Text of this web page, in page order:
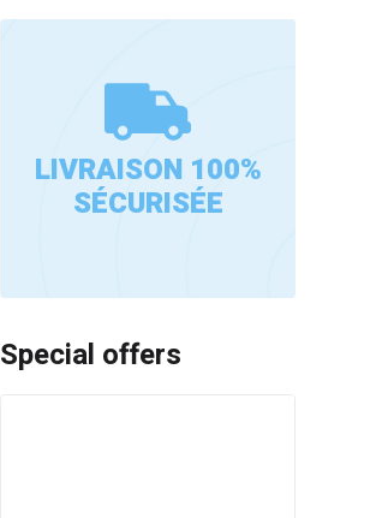
LIVRAISON 100%
SÉCURISÉE
Special offers